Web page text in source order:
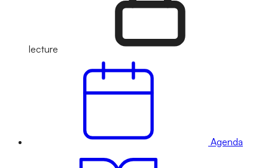
lecture
Agenda